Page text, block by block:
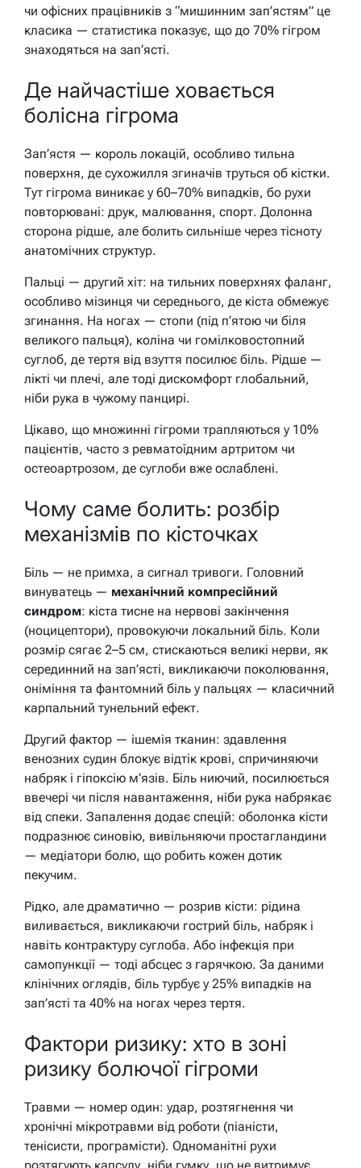
чи офісних працівників з “мишинним зап’ястям” це
класика — статистика показує, що до 70% гігром
знаходяться на зап’ясті.
Де найчастіше ховається
болісна гігрома
Зап’ястя — король локацій, особливо тильна
поверхня, де сухожилля згиначів труться об кістки.
Тут гігрома виникає у 60–70% випадків, бо рухи
повторювані: друк, малювання, спорт. Долонна
сторона рідше, але болить сильніше через тісноту
анатомічних структур.
Пальці — другий хіт: на тильних поверхнях фаланг,
особливо мізинця чи середнього, де кіста обмежує
згинання. На ногах — стопи (під п’ятою чи біля
великого пальця), коліна чи гомілковостопний
суглоб, де тертя від взуття посилює біль. Рідше —
лікті чи плечі, але тоді дискомфорт глобальний,
ніби рука в чужому панцирі.
Цікаво, що множинні гігроми трапляються у 10%
пацієнтів, часто з ревматоїдним артритом чи
остеоартрозом, де суглоби вже ослаблені.
Чому саме болить: розбір
механізмів по кісточках
Біль — не примха, а сигнал тривоги. Головний
винуватець — механічний компресійний
синдром: кіста тисне на нервові закінчення
(ноцицептори), провокуючи локальний біль. Коли
розмір сягає 2–5 см, стискаються великі нерви, як
серединний на зап’ясті, викликаючи поколювання,
оніміння та фантомний біль у пальцях — класичний
карпальний тунельний ефект.
Другий фактор — ішемія тканин: здавлення
венозних судин блокує відтік крові, спричиняючи
набряк і гіпоксію м’язів. Біль ниючий, посилюється
ввечері чи після навантаження, ніби рука набрякає
від спеки. Запалення додає спецій: оболонка кісти
подразнює синовію, вивільняючи простагландини
— медіатори болю, що робить кожен дотик
пекучим.
Рідко, але драматично — розрив кісти: рідина
виливається, викликаючи гострий біль, набряк і
навіть контрактуру суглоба. Або інфекція при
самопункції — тоді абсцес з гарячкою. За даними
клінічних оглядів, біль турбує у 25% випадків на
зап’ясті та 40% на ногах через тертя.
Фактори ризику: хто в зоні
ризику болючої гігроми
Травми — номер один: удар, розтягнення чи
хронічні мікротравми від роботи (піаністи,
тенісисти, програмісти). Одноманітні рухи